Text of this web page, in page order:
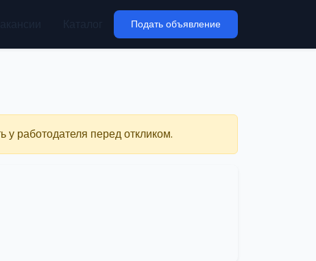
Подать объявление
у работодателя перед откликом.